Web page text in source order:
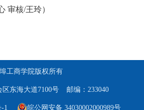
审核/王玲）
工商学院版权所有
东海大道7100号 邮编：233040
-1 皖公网安备 34030002000989号